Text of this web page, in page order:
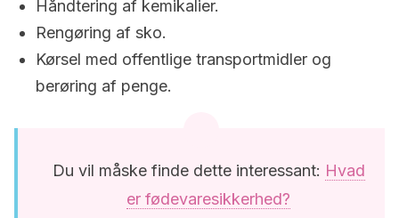
Håndtering af kemikalier.
Rengøring af sko.
Kørsel med offentlige transportmidler og
berøring af penge.
Du vil måske finde dette interessant: Hvad
er fødevaresikkerhed?